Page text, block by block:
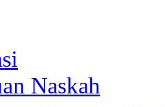
Naskah